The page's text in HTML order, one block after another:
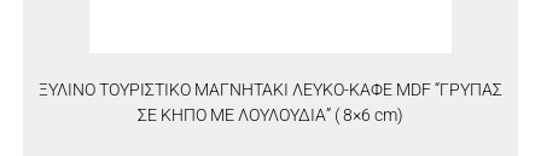
ΞΥΛΙΝΟ ΤΟΥΡΙΣΤΙΚΟ ΜΑΓΝΗΤΑΚΙ ΛΕΥΚΟ-ΚΑΦΕ MDF “ΓΡΥΠΑΣ
ΣΕ ΚΗΠΟ ΜΕ ΛΟΥΛΟΥΔΙΑ” ( 8×6 cm)